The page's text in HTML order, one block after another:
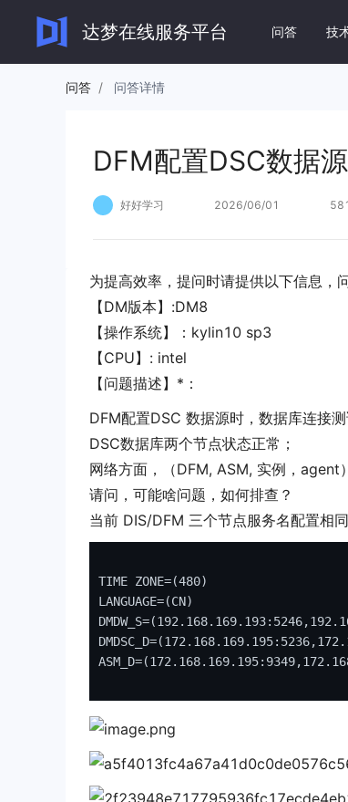
达梦在线服务平台 问答 技
文档
查看全部文档 →
DFM配置DSC数据源无法自动识别节点
问答 / 问答详情
DFM配置DSC数据
好好学习 2026/06/01 581
为提高效率，提问时请提供以下信息，
【DM版本】:DM8
【操作系统】：kylin10 sp3
【CPU】: intel
【问题描述】*：
DFM配置DSC 数据源时，数据库连接
DSC数据库两个节点状态正常；
网络方面，（DFM, ASM, 实例，agent
请问，可能啥问题，如何排查？
当前 DIS/DFM 三个节点服务名配置相同
TIME ZONE=(480)
LANGUAGE=(CN)
DMDW_S=(192.168.169.193:
DMDSC_D=(172.168.169.195:
ASM_D=(172.168.169.195: